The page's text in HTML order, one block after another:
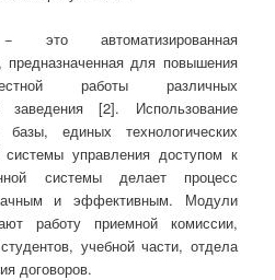
автоматизированная
для повышения
работы различных
заведения [2]. Использование
единых технологических
управления доступом к
системы делает процесс
и эффективным. Модули
работу приемной комиссии,
учебной части, отдела
договоров.